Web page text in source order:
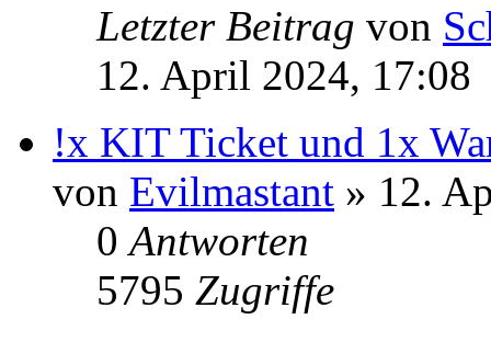
Letzter Beitrag von
12. April 2024, 17:08
!x KIT Ticket und 1x
von Evilmastant » 12.
0Antworten
5795 Zugriffe